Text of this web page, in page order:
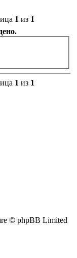
1 из 1
1 из 1
© phpBB Limited